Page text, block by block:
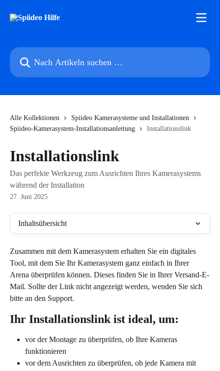
Nach Artikeln suchen …
Alle Kollektionen
Spiideo Kamerasysteme und Installationen
Spiideo-Kamerasystem-Installationsanleitung
Installationslink
Installationslink
Das perfekte Werkzeug zum Ausrichten Ihres Kamerasystems
während der Installation
27. Juni 2025
Inhaltsübersicht
Zusammen mit dem Kamerasystem erhalten Sie ein digitales
Tool, mit dem Sie Ihr Kamerasystem ganz einfach in Ihrer
Arena überprüfen können. Dieses finden Sie in Ihrer Versand-E-
Mail. Sollte der Link nicht angezeigt werden, wenden Sie sich
bitte an den Support.
Ihr Installationslink ist ideal, um:
vor der Montage zu überprüfen, ob Ihre Kameras
funktionieren
vor dem Ausrichten zu überprüfen, ob jede Kamera mit